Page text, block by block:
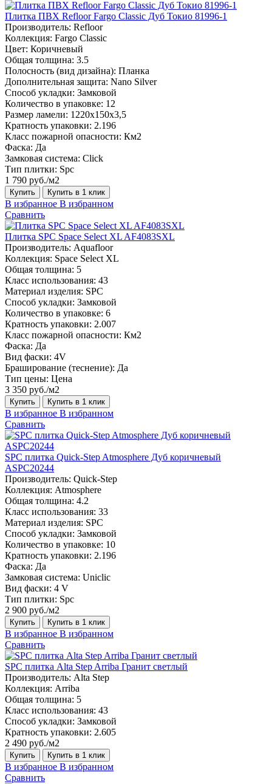
Плитка ПВХ Refloor Fargo Classic Дуб Токио 81996-1
Производитель: Refloor
Коллекция: Fargo Classic
Цвет: Коричневый
Общая толщина: 3.5
Полосность (вид дизайна): Планка
Дополнительная защита: Nano Silver
Способ укладки: Замковой
Количество в упаковке: 12
Размер ламели: 1220х150х3,5
Кратность упаковки: 2.196
Класс пожарной опасности: Км2
Фаска: Да
Замковая система: Click
Тип плитки: Spc
1 790 руб./м2
Купить Купить в 1 клик
В избранное В избранном
Сравнить
Плитка SPC Space Select XL AF4083SXL
Производитель: Aquafloor
Коллекция: Space Select XL
Общая толщина: 5
Класс использования: 43
Материал изделия: SPC
Способ укладки: Замковой
Количество в упаковке: 6
Кратность упаковки: 2.007
Класс пожарной опасности: Км2
Фаска: Да
Вид фаски: 4V
Браширование (теснение): Да
Тип цены: Цена
3 350 руб./м2
Купить Купить в 1 клик
В избранное В избранном
Сравнить
SPC плитка Quick-Step Atmosphere Дуб коричневый
ASPC20244
Производитель: Quick-Step
Коллекция: Atmosphere
Общая толщина: 4.2
Класс использования: 33
Материал изделия: SPC
Способ укладки: Замковой
Количество в упаковке: 10
Кратность упаковки: 2.196
Фаска: Да
Замковая система: Uniclic
Вид фаски: 4 V
Тип плитки: Spc
2 900 руб./м2
Купить Купить в 1 клик
В избранное В избранном
Сравнить
SPC плитка Alta Step Arriba Гранит светлый
Производитель: Alta Step
Коллекция: Arriba
Общая толщина: 5
Класс использования: 43
Способ укладки: Замковой
Кратность упаковки: 2.605
2 490 руб./м2
Купить Купить в 1 клик
В избранное В избранном
Сравнить